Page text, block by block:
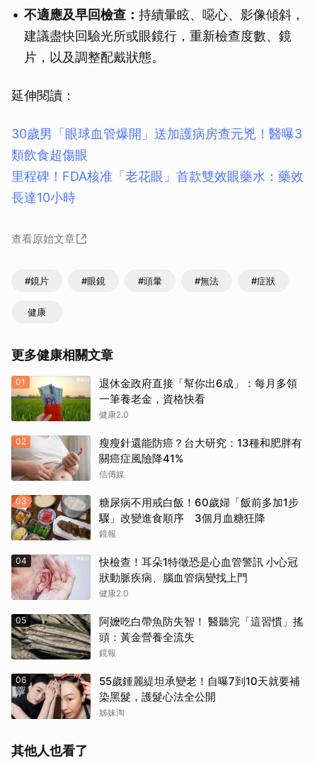
不適應及早回檢查： 持續暈眩、噁心、影像傾斜，
建議盡快回驗光所或眼鏡行，重新檢查度數、鏡
片，以及調整配戴狀態。
延伸閱讀：
30歲男「眼球血管爆開」送加護病房查元兇！醫曝3
類飲食超傷眼
里程碑！FDA核准「老花眼」首款雙效眼藥水：藥效
長達10小時
查看原始文章
#鏡片 #眼鏡 #頭暈 #無法 #症狀
健康
更多健康相關文章
01
退休金政府直接「幫你出6成」：每月多領
一筆養老金，資格快看
健康2.0
02
瘦瘦針還能防癌？台大研究：13種和肥胖有
關癌症風險降41%
信傳媒
03
糖尿病不用戒白飯！60歲婦「飯前多加1步
驟」改變進食順序 3個月血糖狂降
鏡報
04
快檢查！耳朵1特徵恐是心血管警訊 小心冠
狀動脈疾病、腦血管病變找上門
健康2.0
05
阿嬤吃白帶魚防失智！ 醫聽完「這習慣」搖
頭：黃金營養全流失
鏡報
06
55歲鍾麗緹坦承變老！自曝7到10天就要補
染黑髮，護髮心法全公開
姊妹淘
其他人也看了